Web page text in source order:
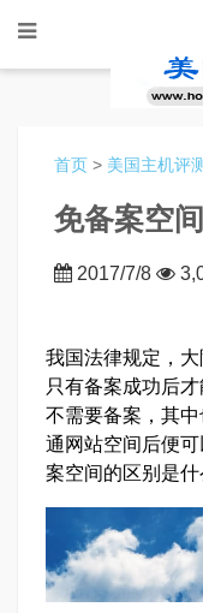
首页 > 美国主机评测
免备案空
2017/7/8
我国法律规定，
只有备案成功后
不需要备案，其
通网站空间后便
案空间的区别是什